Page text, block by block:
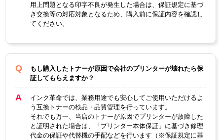
用上問題となる印字不良が発生した場合は、保証規定に基づ
き交換等の対応対象となるため、購入前に保証内容を確認し
てください。
もし購入したトナーが原因で会社のプリンターが壊れたら保
証してもらえますか？
インク革命では、業務用途でも安心してご使用いただけるよ
う互換トナーの検品・品質管理を行っています。
それでも万一、当店のトナーが原因でプリンターが故障した
と証明された場合は、「プリンター本体保証」に基づき修理
代金の保証や代替機の手配などを行います（※保証規定に基